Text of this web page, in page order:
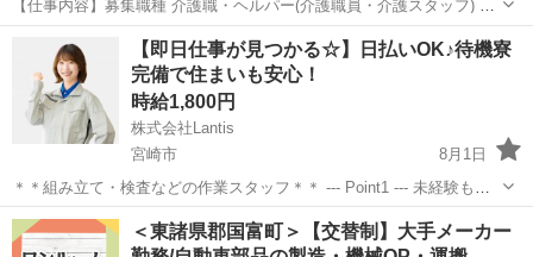
【仕事内容】募集職種 介護職・ヘルパー(介護職員・介護スタッフ) パ
ート・アルバイト 仕事内容 身体介護、食事介助、入浴介助、排泄介
助、生活援助、リネン交換、レク企画・運営 給与・手当 <給与> 時給
1,023円 <手当> 交通費...
アルバイト・パート
【即日仕事が見つかる☆】日払いOK♪待機寮
完備で住まいも安心！
時給1,800円
株式会社Lantis
宮崎市
8月1日
＊＊組み立て・検査などの作業スタッフ＊＊ --- Point1 --- 未経験も就
業OK！ 工場未経験でもご安心ください！！ 先輩スタッフがイチから
丁寧にサポート！ 未経験からスタートした方も多数活躍しています
宮崎 宮崎市 工場 スタッフ
＜東諸県郡国富町＞【交替制】大手メーカー